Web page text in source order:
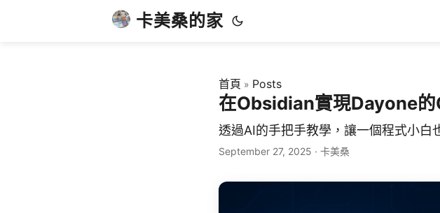
卡美桑的家
首頁 » Posts
在Obsidian實現Dayone
透過AI的手把手教學，讓一個程式小白
September 27, 2025 · 卡美桑